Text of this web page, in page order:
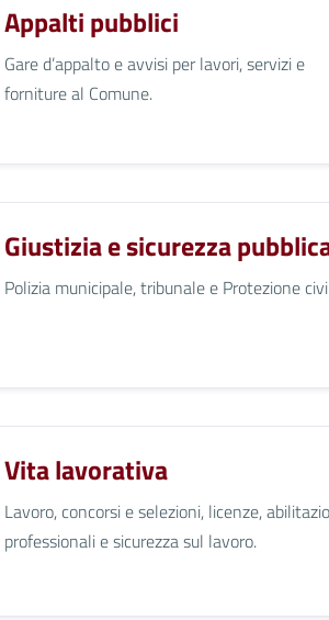
Appalti pubblici
Gare d’appalto e avvisi per lavori, servizi e
forniture al Comune.
Giustizia e sicurezza
Polizia municipale, tribunale e Protezione
Vita lavorativa
Lavoro, concorsi e selezioni, licenze,
professionali e sicurezza sul lavoro.